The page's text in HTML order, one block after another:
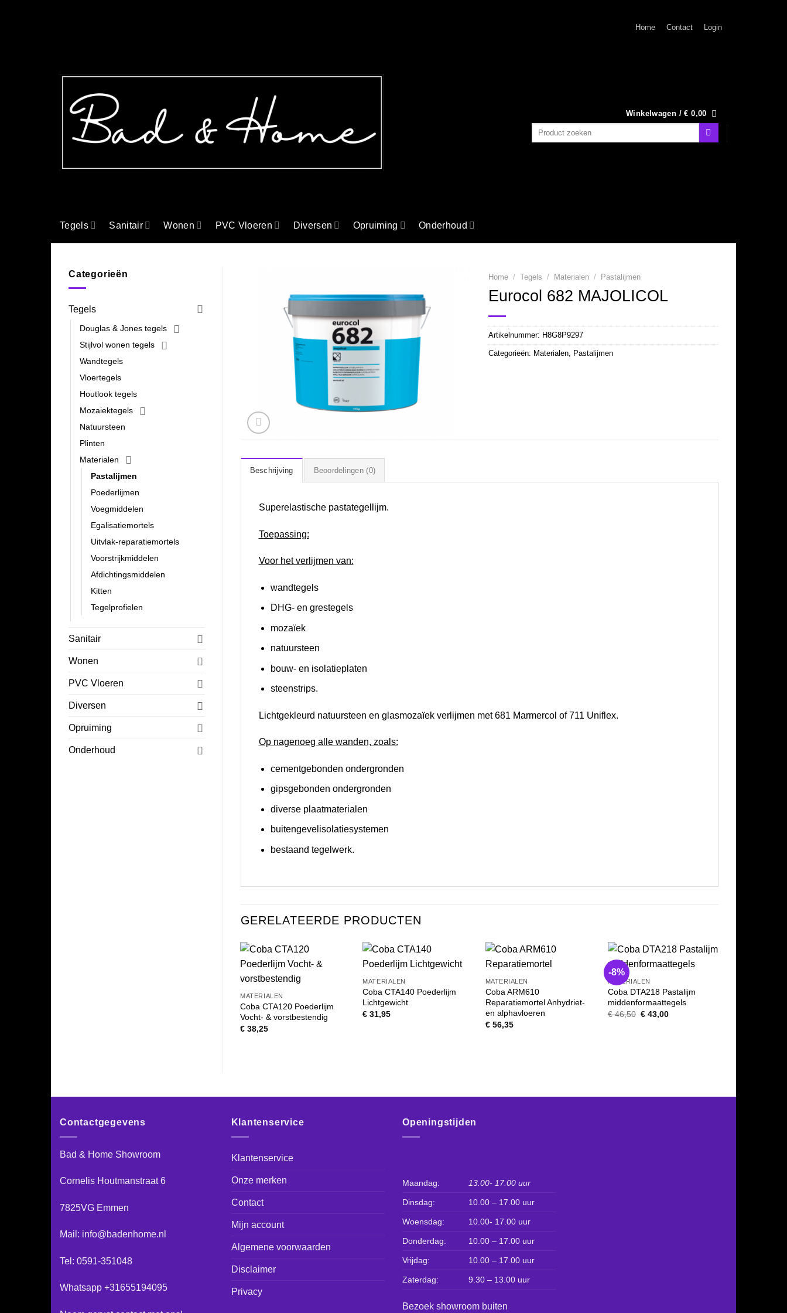
Home Contact Login
Winkelwagen /€ 0,00
Zoeken
Tegels Sanitair Wonen PVC Vloeren Diversen Opruiming Onderhoud
Categorieën
Tegels
Douglas & Jones tegels
Stijlvol wonen tegels
Wandtegels
Vloertegels
Houtlook tegels
Mozaiektegels
Natuursteen
Plinten
Materialen
Pastalijmen
Poederlijmen
Voegmiddelen
Egalisatiemortels
Uitvlak-reparatiemortels
Voorstrijkmiddelen
Afdichtingsmiddelen
Kitten
Tegelprofielen
Sanitair
Wonen
PVC Vloeren
Diversen
Opruiming
Onderhoud
Home / Tegels / Materialen / Pastalijmen
Eurocol 682 MAJOLICOL
Artikelnummer: H8G8P9297
Categorieën: Materialen, Pastalijmen
Beschrijving Beoordelingen (0)
Superelastische pastategellijm.
Toepassing:
Voor het verlijmen van:
wandtegels
DHG- en grestegels
mozaïek
natuursteen
bouw- en isolatieplaten
steenstrips.
Lichtgekleurd natuursteen en glasmozaïek verlijmen met 681 Marmercol of 711 Uniflex.
Op nagenoeg alle wanden, zoals:
cementgebonden ondergronden
gipsgebonden ondergronden
diverse plaatmaterialen
buitengevelisolatiesystemen
bestaand tegelwerk.
GERELATEERDE PRODUCTEN
MATERIALEN
Coba CTA120 Poederlijm
Vocht- & vorstbestendig
€ 38,25
MATERIALEN
Coba CTA140 Poederlijm
Lichtgewicht
€ 31,95
MATERIALEN
Coba ARM610
Reparatiemortel Anhydriet-
en alphavloeren
€56,35
-8%
MATERIALEN
Coba DTA218 Pastalijm
middenformaattegels
€46,50 Oorspronkelijke
€43,00Huidige
Contactgegevens
Bad & Home Showroom
Cornelis Houtmanstraat 6
7825VG Emmen
Mail: info@badenhome.nl
Tel: 0591-351048
Whatsapp +31655194095
Klantenservice
Klantenservice
Onze merken
Contact
Mijn account
Algemene voorwaarden
Disclaimer
Privacy
Openingstijden
Maandag: 13.00- 17.00 uur
Dinsdag: 10.00 – 17.00 uur
Woensdag: 10.00- 17.00 uur
Donderdag: 10.00 – 17.00 uur
Vrijdag: 10.00 – 17.00 uur
Zaterdag: 9.30 – 13.00 uur
Bezoek showroom buiten